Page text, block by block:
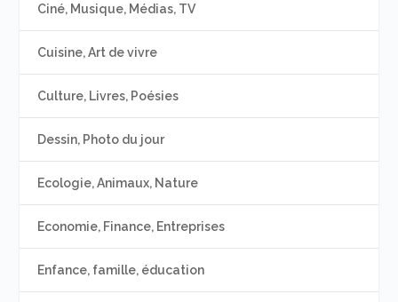
Ciné, Musique, Médias, TV
Cuisine, Art de vivre
Culture, Livres, Poésies
Dessin, Photo du jour
Ecologie, Animaux, Nature
Economie, Finance, Entreprises
Enfance, famille, éducation